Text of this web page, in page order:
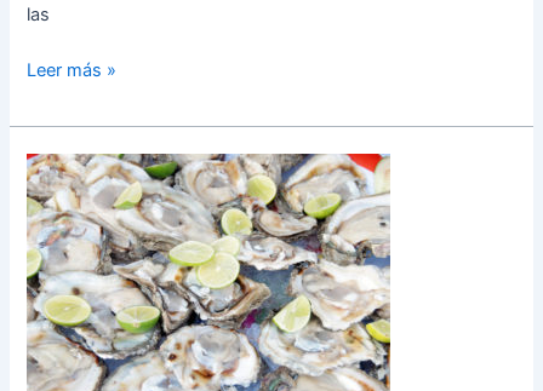
las
Leer más »
Conoce
las
joyas
del
mar